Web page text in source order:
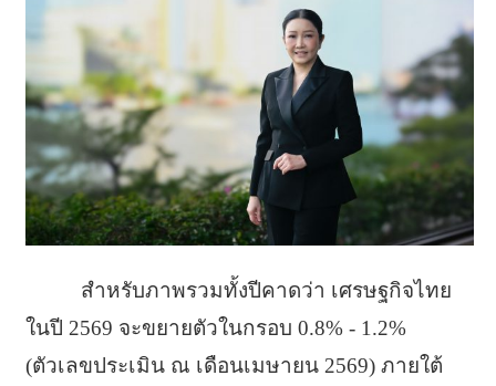
สำหรับภาพรวมทั้งปีคาดว่า เศรษฐกิจไทย
ในปี 2569 จะขยายตัวในกรอบ 0.8% - 1.2%
(ตัวเลขประเมิน ณ เดือนเมษายน 2569) ภายใต้